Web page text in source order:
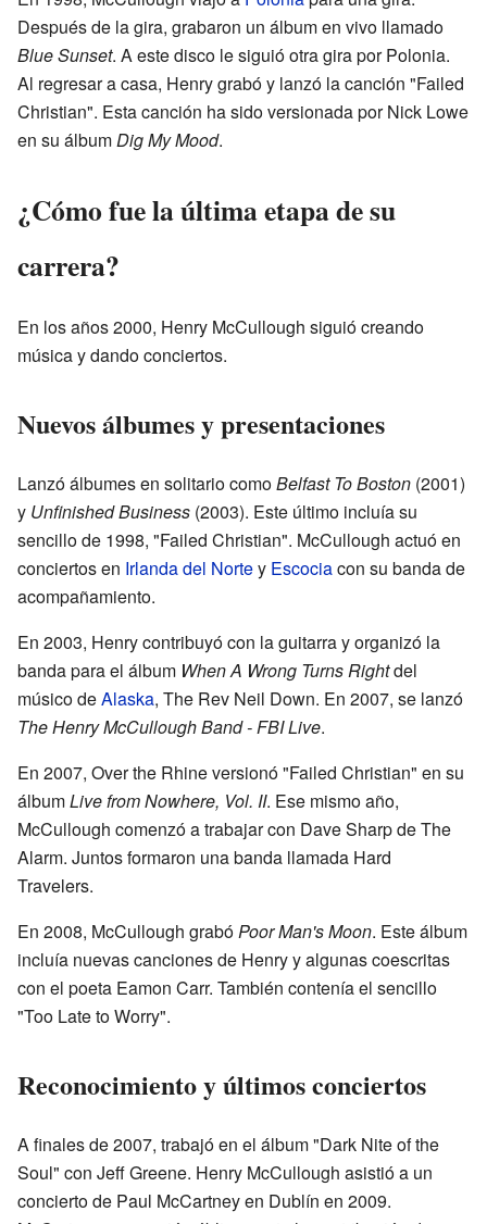
Después de la gira, grabaron un álbum en vivo llamado
Blue Sunset. A este disco le siguió otra gira por Polonia.
Al regresar a casa, Henry grabó y lanzó la canción "Failed
Christian". Esta canción ha sido versionada por Nick Lowe
en su álbumDig My Mood.
¿Cómo fue la última etapa de su
carrera?
En los años 2000, Henry McCullough siguió creando
música y dando conciertos.
Nuevos álbumes y presentaciones
Lanzó álbumes en solitario comoBelfast To Boston (2001)
y Unfinished Business (2003). Este último incluía su
sencillo de 1998, "Failed Christian". McCullough actuó en
conciertos en Irlanda del Nortey Escociacon su banda de
acompañamiento.
En 2003, Henry contribuyó con la guitarra y organizó la
banda para el álbum When A Wrong Turns Rightdel
músico deAlaska, The Rev Neil Down. En 2007, se lanzó
The Henry McCullough Band - FBI Live.
En 2007, Over the Rhine versionó "Failed Christian" en su
álbumLive from Nowhere, Vol. II. Ese mismo año,
McCullough comenzó a trabajar con Dave Sharp de The
Alarm. Juntos formaron una banda llamada Hard
Travelers.
En 2008, McCullough grabóPoor Man's Moon. Este álbum
incluía nuevas canciones de Henry y algunas coescritas
con el poeta Eamon Carr. También contenía el sencillo
"Too Late to Worry".
Reconocimiento y últimos conciertos
A finales de 2007, trabajó en el álbum "Dark Nite of the
Soul" con Jeff Greene. Henry McCullough asistió a un
concierto de Paul McCartney en Dublín en 2009.